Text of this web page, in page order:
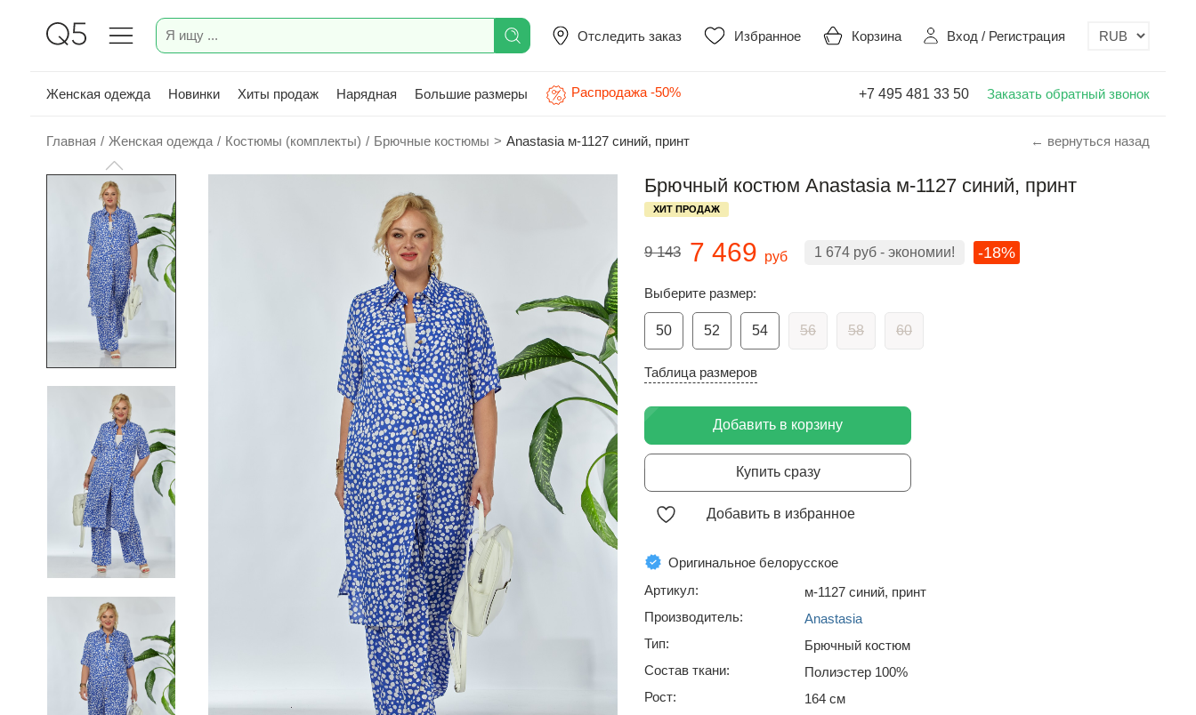
Отследить заказ Избранное Корзина Вход / Регистрация
Женская одежда Новинки Хиты продаж Нарядная Большие размеры Распродажа -50% +7 495 481 33 50 Заказать обратный звонок
Главная / Женская одежда / Костюмы (комплекты) / Брючные костюмы > Anastasia м-1127 синий, принт ← вернуться назад
Брючный костюм Anastasia м-1127 синий, принт
ХИТ ПРОДАЖ
9 143 7 469 руб 1 674 руб - экономии! -18%
Выберите размер:
50 52 54 56 58 60
Таблица размеров
Добавить в корзину
Купить сразу
Добавить в избранное
Оригинальное белорусское
Артикул:
м-1127 синий, принт
Производитель:
Anastasia
Тип:
Брючный костюм
Состав ткани:
Полиэстер 100%
Рост:
164 см